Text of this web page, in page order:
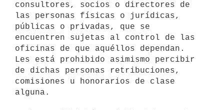
consultores, socios o directores de
las personas físicas o jurídicas,
públicas o privadas, que se
encuentren sujetas al control de las
oficinas de que aquéllos dependan.
Les está prohibido asimismo percibir
de dichas personas retribuciones,
comisiones u honorarios de clase
alguna.